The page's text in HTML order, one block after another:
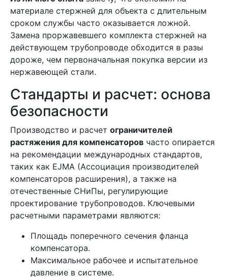
материале стержней для объекта с длительным
сроком службы часто оказывается ложной.
Замена проржавевшего комплекта стержней на
действующем трубопроводе обходится в разы
дороже, чем первоначальная покупка версии из
нержавеющей стали.
Стандарты и расчет: основа
безопасности
Производство и расчет ограничителей
растяжения для компенсаторов часто опирается
на рекомендации международных стандартов,
таких как EJMA (Ассоциация производителей
компенсаторов расширения), а также на
отечественные СНиПы, регулирующие
проектирование трубопроводов. Ключевыми
расчетными параметрами являются:
Площадь поперечного сечения фланца
компенсатора.
Максимальное рабочее и испытательное
давление в системе.